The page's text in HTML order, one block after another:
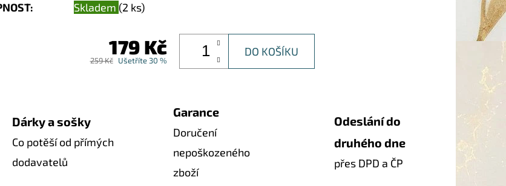
Skladem (2 ks)
179 Kč
259 Kč Ušetříte 30 %
DO KOŠÍKU
Dárky a sošky
Co potěší od přímých
dodavatelů
Garance
Doručení
nepoškozeného
zboží
Odeslání do
druhého dne
přes DPD a ČP